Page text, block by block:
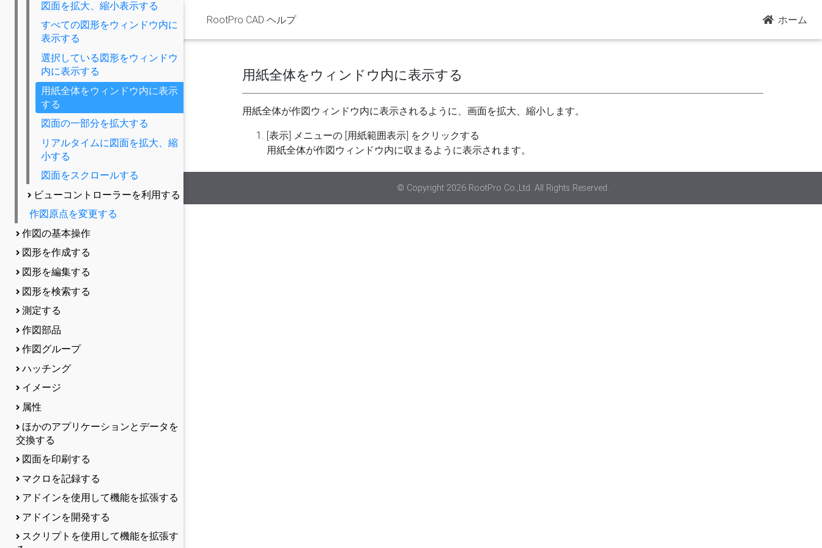
図面を拡大、縮小表示する
すべての図形をウィンドウ内に
表示する
選択している図形をウィンドウ
内に表示する
用紙全体をウィンドウ内に表示
する
図面の一部分を拡大する
リアルタイムに図面を拡大、縮
小する
図面をスクロールする
ビューコントローラーを利用する
作図原点を変更する
作図の基本操作
図形を作成する
図形を編集する
図形を検索する
測定する
作図部品
作図グループ
ハッチング
イメージ
属性
ほかのアプリケーションとデータを
交換する
図面を印刷する
マクロを記録する
アドインを使用して機能を拡張する
アドインを開発する
スクリプトを使用して機能を拡張す
RootPro CAD ヘルプ ホーム
用紙全体をウィンドウ内に表示する
用紙全体が作図ウィンドウ内に表示されるように、画面を拡大、縮小します。
[表示] メニューの [用紙範囲表示] をクリックする
用紙全体が作図ウィンドウ内に収まるように表示されます。
© Copyright 2026 RootPro Co.,Ltd. All Rights Reserved.